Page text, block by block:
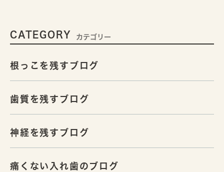
CATEGORY カテゴリー
根っこを残すブログ
歯質を残すブログ
神経を残すブログ
痛くない入れ歯のブログ